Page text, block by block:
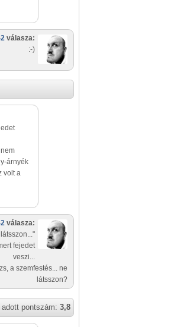
válasza:
:-)
árnyék
volt a
válasza:
fejedet
veszi...
a szemfestés... ne
látsszon?
adott pontszám: 3,8